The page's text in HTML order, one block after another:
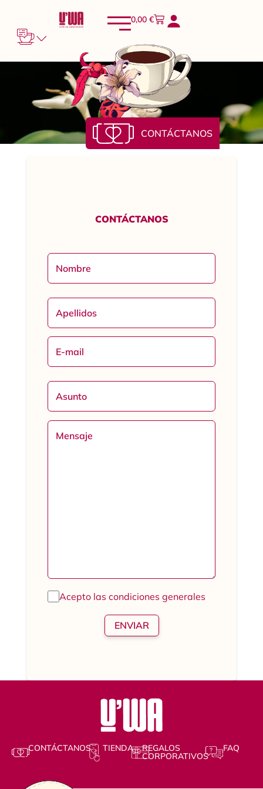
0,00 €
CONTÁCTANOS
Acepto las condiciones generales
CONTÁCTANOS TIENDA REGALOS
CORPORATIVOS
FAQ
CONTÁCTANOS